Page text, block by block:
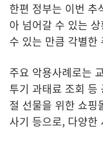
한편 정부는 이번 추
아 넘어갈 수 있는
수 있는 만큼 각별한
주요 악용사례로는
투기 과태료 조회 등
절 선물을 위한 쇼핑
사기 등으로, 다양한